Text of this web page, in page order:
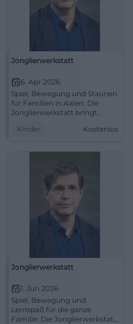
Jonglierwerkstatt
6. Apr 2026
Spiel, Bewegung und Staunen
für Familien in Aalen: Die
Jonglierwerkstatt bringt
und Diabolos in Schwung.
16:30 Uhr. #Familienerlebnis
Kinder Kostenlos
Jonglierwerkstatt
1. Jun 2026
Spiel, Bewegung und
Lernspaß für die ganze
Familie: Die Jonglierwerkstatt